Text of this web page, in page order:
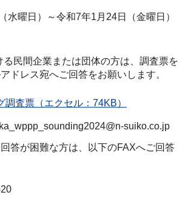
水曜日）～令和7年1月24日（金曜日）
る民間企業または団体の方は、調査票を
ドレス宛へご回答をお願いします。
査票（エクセル：74KB）
suiko.co.jp
答が困難な方は、以下のFAXへご回答